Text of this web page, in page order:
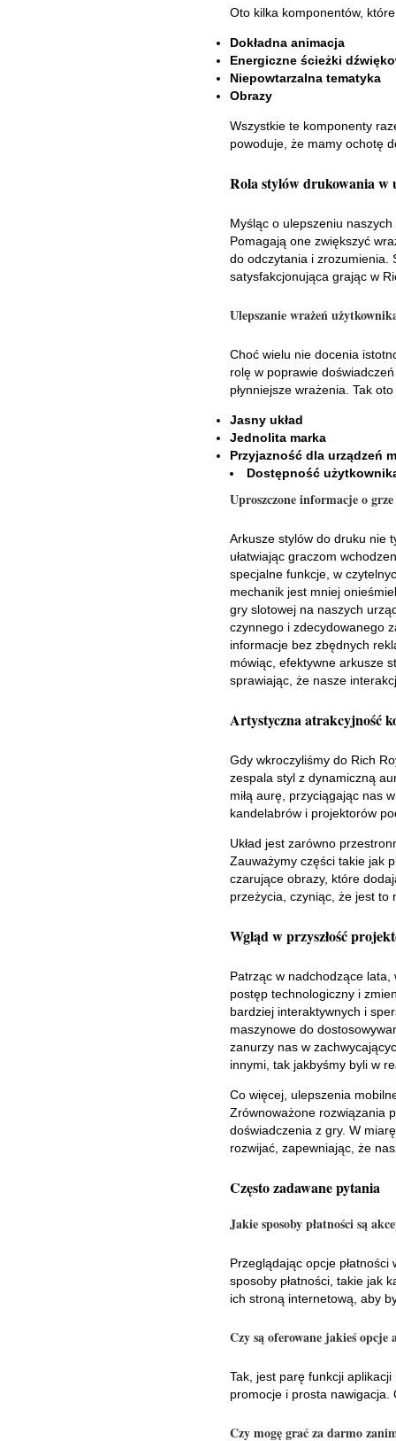
Oto kilka komponentów,
Dokładna animacja
Energiczne ścieżki
Niepowtarzalna tematyka
Obrazy
Wszystkie te komponenty
powoduje, że mamy ochotę
Rola stylów drukowania w
Myśląc o ulepszeniu
Pomagają one zwiększyć
do odczytania i zrozumienia.
satysfakcjonująca grając w
Ulepszanie wrażeń
Choć wielu nie docenia
rolę w poprawie
płynniejsze wrażenia. Tak
Jasny układ
Jednolita marka
Przyjazność dla urządzeń
Dostępność
Uproszczone informacje o grze
Arkusze stylów do druku nie
ułatwiając graczom
specjalne funkcje, w
mechanik jest mniej
gry slotowej na naszych
czynnego i zdecydowanego
informacje bez zbędnych
mówiąc, efektywne arkusze
sprawiając, że nasze
Artystyczna atrakcyjność
Gdy wkroczyliśmy do Rich
zespala styl z dynamiczną
miłą aurę, przyciągając nas
kandelabrów i projektorów
Układ jest zarówno
Zauważymy części takie jak
czarujące obrazy, które
przeżycia, czyniąc, że jest to
Wgląd w przyszłość
Patrząc w nadchodzące
postęp technologiczny i
bardziej interaktywnych i
maszynowe do
zanurzy nas w
innymi, tak jakbyśmy byli w
Co więcej, ulepszenia
Zrównoważone rozwiązania
doświadczenia z gry. W
rozwijać, zapewniając, że
Często zadawane pytania
Jakie sposoby płatności są
Przeglądając opcje
sposoby płatności, takie jak
ich stroną internetową, aby
Czy są oferowane jakieś
Tak, jest parę funkcji
promocje i prosta nawigacja.
Czy mogę grać za darmo